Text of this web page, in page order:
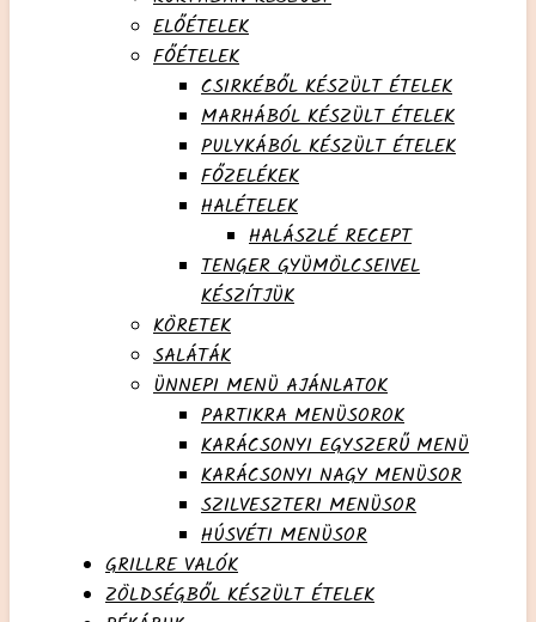
ELŐÉTELEK
FŐÉTELEK
CSIRKÉBŐL KÉSZÜLT ÉTELEK
MARHÁBÓL KÉSZÜLT ÉTELEK
PULYKÁBÓL KÉSZÜLT ÉTELEK
FŐZELÉKEK
HALÉTELEK
HALÁSZLÉ RECEPT
TENGER GYÜMÖLCSEIVEL
KÉSZÍTJÜK
KÖRETEK
SALÁTÁK
ÜNNEPI MENÜ AJÁNLATOK
PARTIKRA MENÜSOROK
KARÁCSONYI EGYSZERŰ MENÜ
KARÁCSONYI NAGY MENÜSOR
SZILVESZTERI MENÜSOR
HÚSVÉTI MENÜSOR
GRILLRE VALÓK
ZÖLDSÉGBŐL KÉSZÜLT ÉTELEK